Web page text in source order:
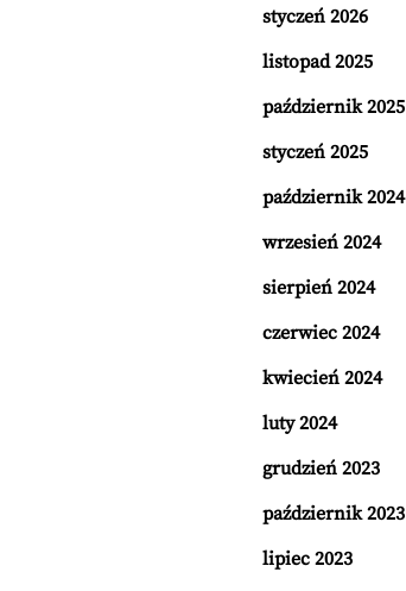
styczeń 2026
listopad 2025
październik 2025
styczeń 2025
październik 2024
wrzesień 2024
sierpień 2024
czerwiec 2024
kwiecień 2024
luty 2024
grudzień 2023
październik 2023
lipiec 2023